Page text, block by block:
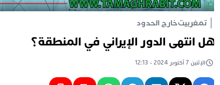
تمغربيتخارج الحدود
انتهى الدور الإيراني في المنطقة؟
الإثنين 7 أكتوبر 2024 - 12:13